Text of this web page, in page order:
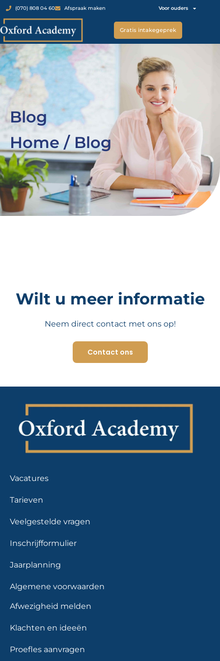
(070) 808 04 60 Afspraak maken Voor ouders
Gratis intakegeprek
Blog
Home / Blog
Wilt u meer informatie
Neem direct contact met ons op!
Contact ons
Vacatures
Tarieven
Veelgestelde vragen
Inschrijfformulier
Jaarplanning
Algemene voorwaarden
Afwezigheid melden
Klachten en ideeën
Proefles aanvragen